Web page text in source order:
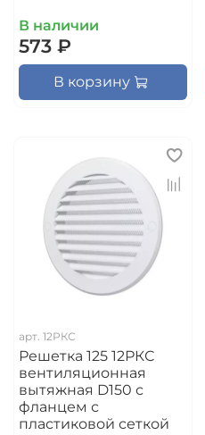
В наличии
573 ₽
В корзину
арт. 12РКС
Решетка 125 12РКС
вентиляционная
вытяжная D150 с
фланцем с
пластиковой сеткой